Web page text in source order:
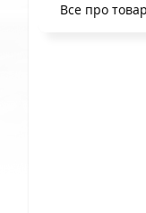
Все про товар